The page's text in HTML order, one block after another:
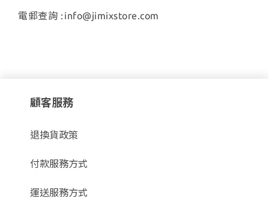
電郵查詢 : info@jimixstore.com
顧客服務
退換貨政策
付款服務方式
運送服務方式